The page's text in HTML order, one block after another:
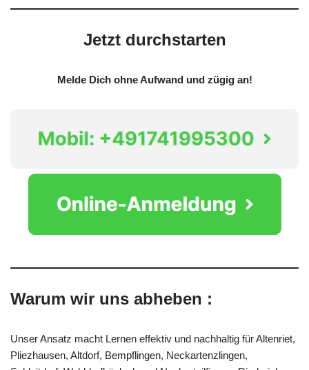
Jetzt durchstarten
Melde Dich ohne Aufwand und zügig an!
Warum wir uns abheben :
Unser Ansatz macht Lernen effektiv und nachhaltig für Altenriet,
Pliezhausen, Altdorf, Bempflingen, Neckartenzlingen,